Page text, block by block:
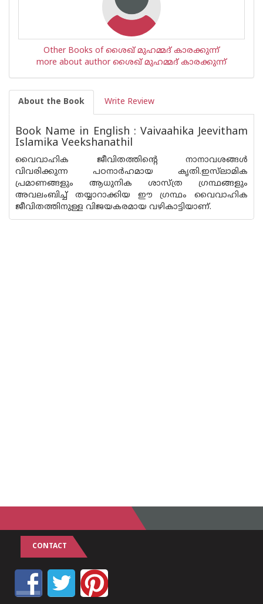
Other Books of ശൈഖ് മുഹമ്മദ് കാരക്കുന്ന്
more about author ശൈഖ് മുഹമ്മദ് കാരക്കുന്ന്
About the Book Write Review
Book Name in English : Vaivaahika Jeevitham
Islamika Veekshanathil
വൈവാഹിക ജീവിതത്തിന്റെ നാനാവശങ്ങള്‍
വിവരിക്കുന്ന പഠനാര്‍ഹമായ കൃതി.ഇസ്‌ലാമിക
പ്രമാണങ്ങളും ആധുനിക ശാസ്ത്ര ഗ്രന്ഥങ്ങളും
അവലംബിച്ച് തയ്യാറാക്കിയ ഈ ഗ്രന്ഥം വൈവാഹിക
ജീവിതത്തിനുള്ള വിജയകരമായ വഴികാട്ടിയാണ്.
CONTACT